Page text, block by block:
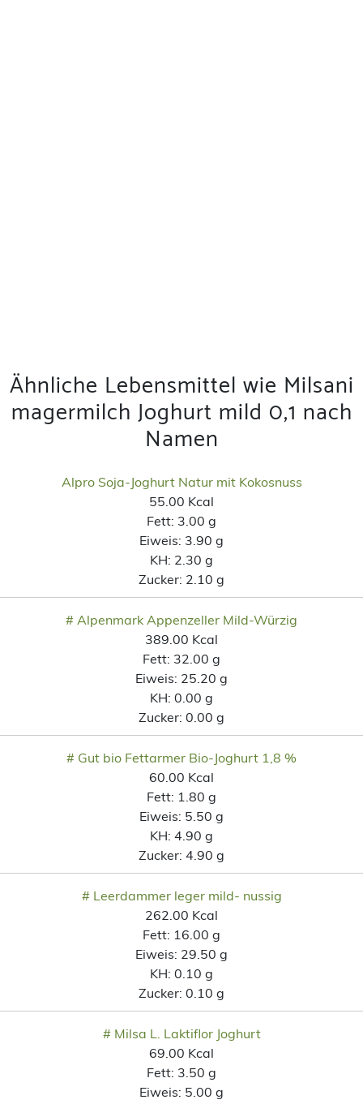
Ähnliche Lebensmittel wie Milsani
magermilch Joghurt mild 0,1 nach
Namen
Alpro Soja-Joghurt Natur mit Kokosnuss
55.00 Kcal
Fett: 3.00 g
Eiweis: 3.90 g
KH: 2.30 g
Zucker: 2.10 g
# Alpenmark Appenzeller Mild-Würzig
389.00 Kcal
Fett: 32.00 g
Eiweis: 25.20 g
KH: 0.00 g
Zucker: 0.00 g
# Gut bio Fettarmer Bio-Joghurt 1,8 %
60.00 Kcal
Fett: 1.80 g
Eiweis: 5.50 g
KH: 4.90 g
Zucker: 4.90 g
# Leerdammer leger mild- nussig
262.00 Kcal
Fett: 16.00 g
Eiweis: 29.50 g
KH: 0.10 g
Zucker: 0.10 g
# Milsa L. Laktiflor Joghurt
69.00 Kcal
Fett: 3.50 g
Eiweis: 5.00 g